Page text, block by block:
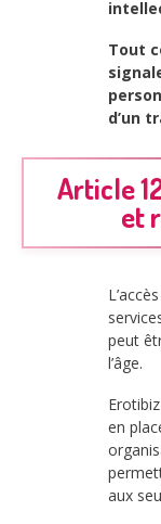
Tout
d’un
Article
et
peut
l’âge.
en
aux